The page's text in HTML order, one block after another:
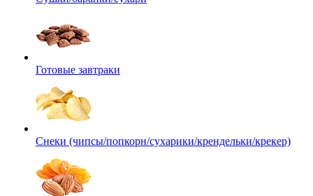
Готовые завтраки
Снеки (чипсы/попкорн/сухарики/крендельки/крекер)